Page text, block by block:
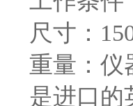
尺寸：
重量：仪
是进口的